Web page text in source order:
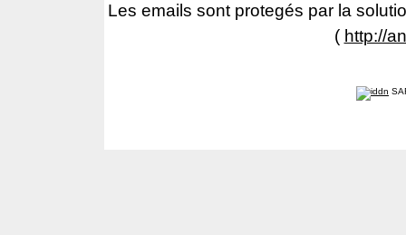
Les emails sont protegés par la
( http://